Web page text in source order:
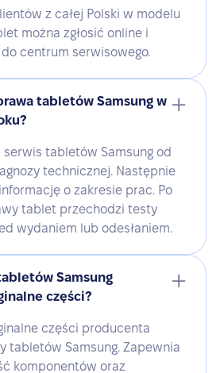
z całej Polski w modelu
można zgłosić online i
centrum serwisowego.
tabletów Samsung w
serwis tabletów Samsung od
technicznej. Następnie
o zakresie prac. Po
tablet przechodzi testy
wydaniem lub odesłaniem.
Samsung
części?
części producenta
tabletów Samsung. Zapewnia
komponentów oraz